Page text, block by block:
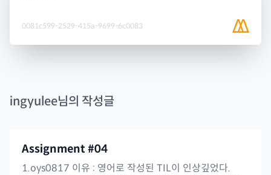
0081c599-2529-415a-9699-6c0083
ingyulee님의 작성글
Assignment #04
1.oys0817 이유 : 영어로 작성된 TIL이 인상깊었다.